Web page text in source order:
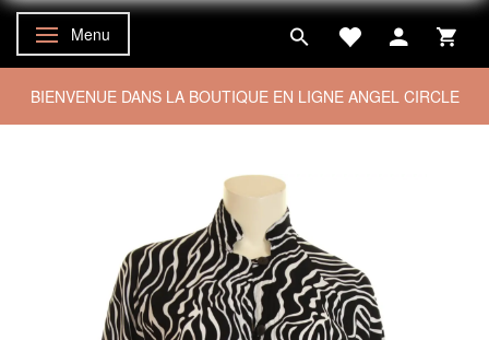
Basculer la navigation
Menu
BIENVENUE DANS LA BOUTIQUE EN LIGNE ANGEL CIRCLE